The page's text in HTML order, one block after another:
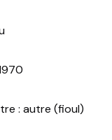
l'obligation légale de
sont disponibles sur
: autre (fioul)